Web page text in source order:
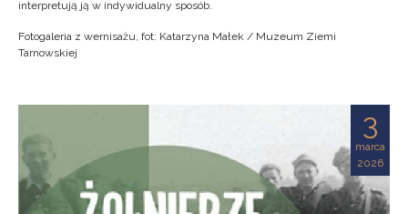
interpretują ją w indywidualny sposób.
Fotogaleria z wernisażu, fot: Katarzyna Małek / Muzeum Ziemi
Tarnowskiej
3
marca
2026